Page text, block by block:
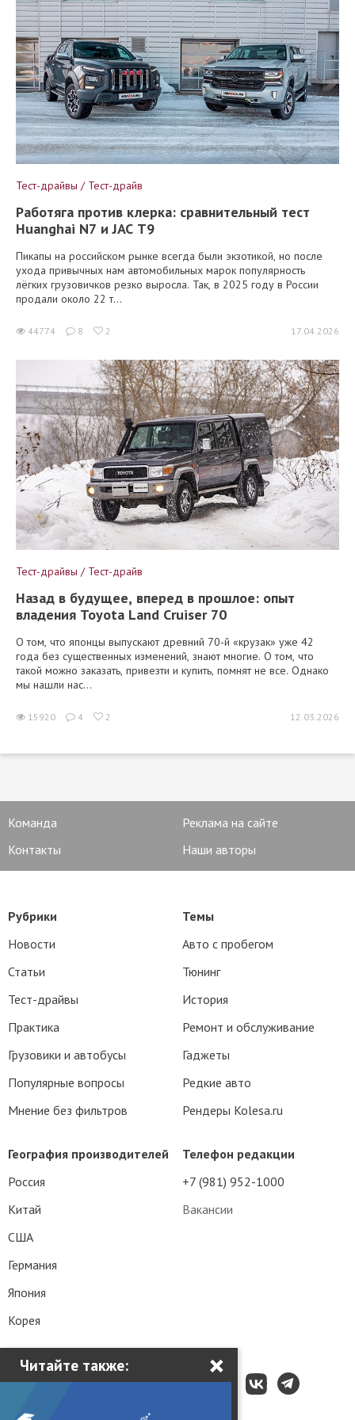
Читайте также: ×
Тест-драйвы / Тест-драйв
Работяга против клерка: сравнительный тест
Huanghai N7 и JAC T9
Пикапы на российском рынке всегда были экзотикой, но после
ухода привычных нам автомобильных марок популярность
лёгких грузовичков резко выросла. Так, в 2025 году в России
продали около 22 т...
44774 8 2 17.04.2026
Тест-драйвы / Тест-драйв
Назад в будущее, вперед в прошлое: опыт
владения Toyota Land Cruiser 70
О том, что японцы выпускают древний 70-й «крузак» уже 42
года без существенных изменений, знают многие. О том, что
такой можно заказать, привезти и купить, помнят не все. Однако
мы нашли нас...
15920 4 2 12.03.2026
Команда
Реклама на сайте
Контакты
Наши авторы
Телефон редакции
+7 (981) 952-1000
Вакансии
Рубрики
Новости
Статьи
Тест-драйвы
Практика
Грузовики и автобусы
Популярные вопросы
Мнение без фильтров
Темы
Авто с пробегом
Тюнинг
История
Ремонт и обслуживание
Гаджеты
Редкие авто
Рендеры Kolesa.ru
География производителей
Россия
Китай
США
Германия
Япония
Корея